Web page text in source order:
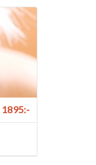
1895:-